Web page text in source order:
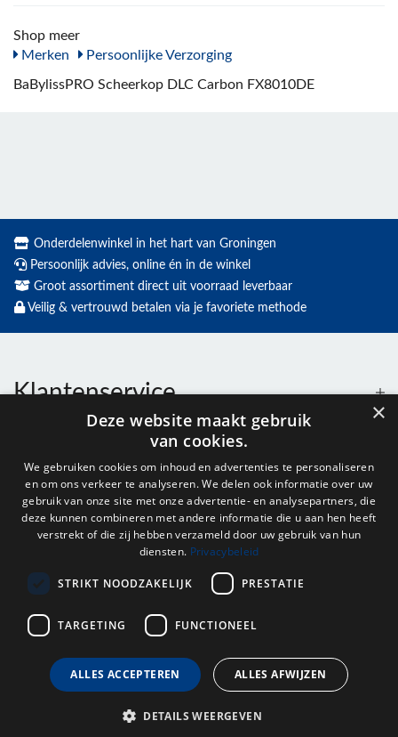
Shop meer
Merken
Persoonlijke Verzorging
BaBylissPRO Scheerkop DLC Carbon FX8010DE
Onderdelenwinkel in het hart van Groningen
Persoonlijk advies, online én in de winkel
Groot assortiment direct uit voorraad leverbaar
Veilig & vertrouwd betalen via je favoriete methode
Klantenservice
Openingstijden
Nieuwsbrief
×
Deze website maakt gebruik
van cookies.
We gebruiken cookies om inhoud en advertenties te personaliseren
en om ons verkeer te analyseren. We delen ook informatie over uw
gebruik van onze site met onze advertentie- en analysepartners, die
deze kunnen combineren met andere informatie die u aan hen heeft
verstrekt of die zij hebben verzameld door uw gebruik van hun
diensten. Privacybeleid
STRIKT NOODZAKELIJK PRESTATIE
TARGETING FUNCTIONEEL
ALLES ACCEPTEREN ALLES AFWIJZEN
DETAILS WEERGEVEN